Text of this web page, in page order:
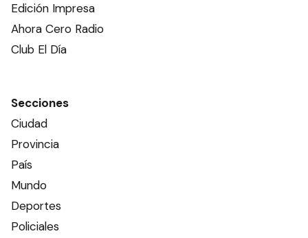
Edición Impresa
Ahora Cero Radio
Club El Día
Secciones
Ciudad
Provincia
País
Mundo
Deportes
Policiales